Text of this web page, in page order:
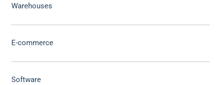
Warehouses
E-commerce
Software